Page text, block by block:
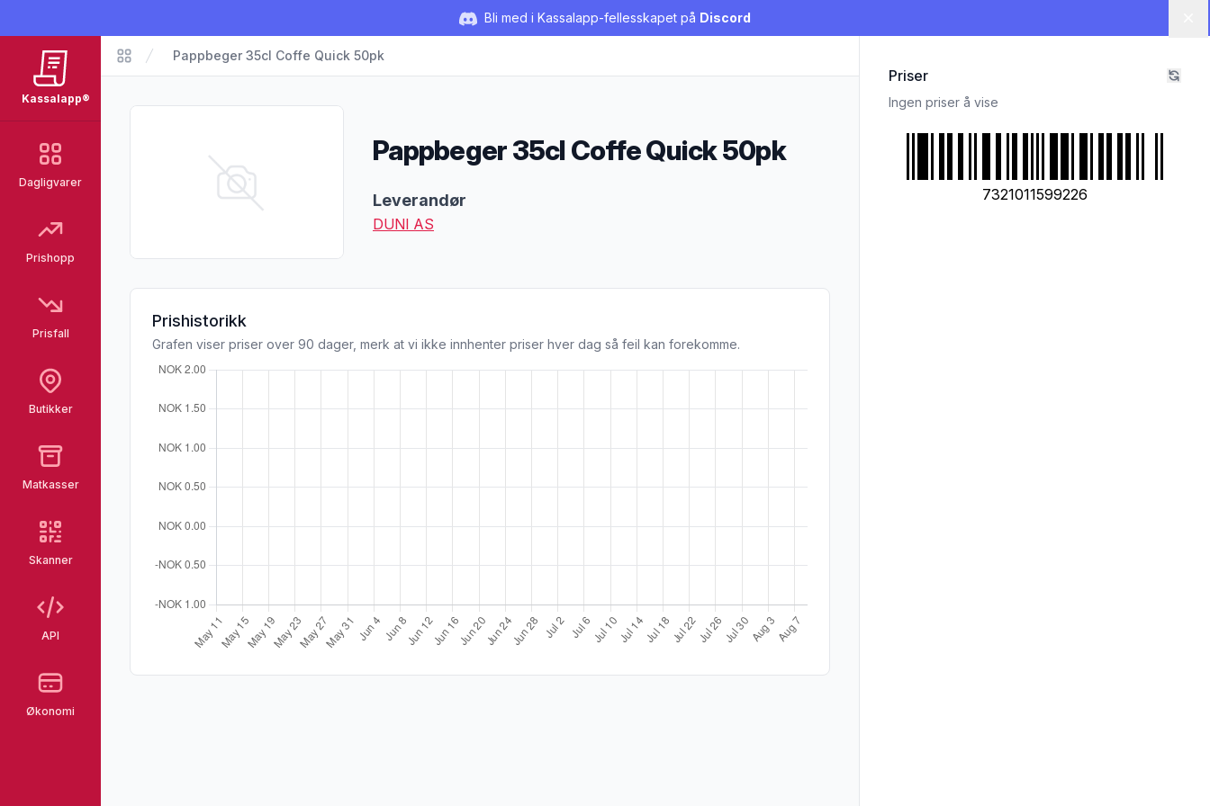
Bli med i Kassalapp-fellesskapet på Discord
Kassalapp®
Dagligvarer
Prishopp
Prisfall
Butikker
Matkasser
Skanner
API
Økonomi
Matvarer
Pappbeger 35cl Coffe Quick 50pk
Pappbeger 35cl Coffe Quick 50pk
Leverandør
DUNI AS
Prishistorikk
Grafen viser priser over 90 dager, merk at vi ikke innhenter priser hver dag så feil kan forekomme.
Priser
Ingen priser å vise
7321011599226